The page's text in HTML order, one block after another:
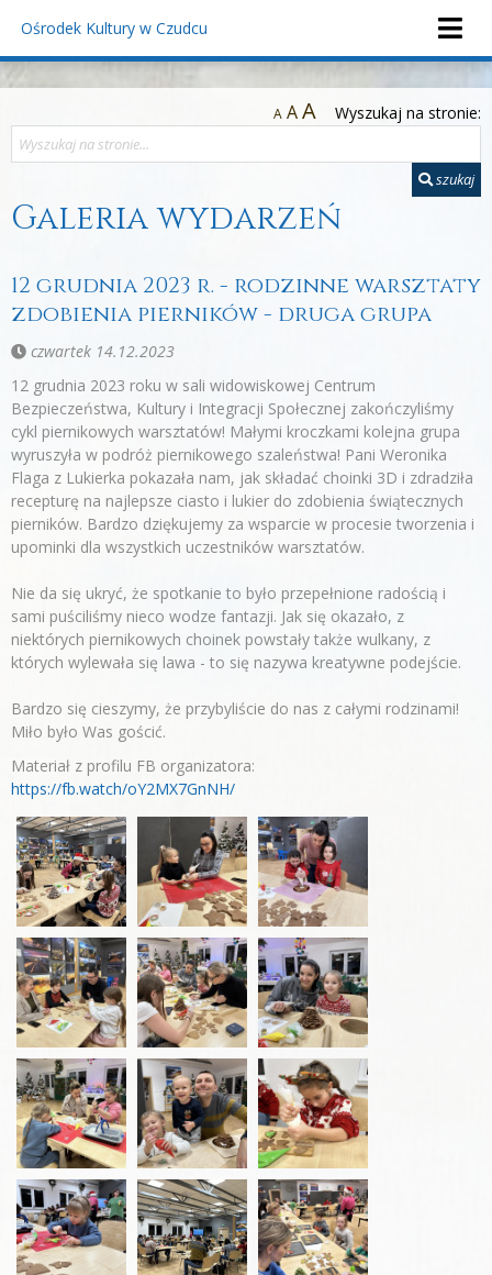
Ośrodek Kultury w Czudcu
A AA Wyszukaj na stronie:
szukaj
Galeria wydarzeń
12 grudnia 2023 r. - rodzinne warsztaty
zdobienia pierników - druga grupa
czwartek 14.12.2023
12 grudnia 2023 roku w sali widowiskowej Centrum
Bezpieczeństwa, Kultury i Integracji Społecznej zakończyliśmy
cykl piernikowych warsztatów! Małymi kroczkami kolejna grupa
wyruszyła w podróż piernikowego szaleństwa! Pani Weronika
Flaga z Lukierka pokazała nam, jak składać choinki 3D i zdradziła
recepturę na najlepsze ciasto i lukier do zdobienia świątecznych
pierników. Bardzo dziękujemy za wsparcie w procesie tworzenia i
upominki dla wszystkich uczestników warsztatów.
Nie da się ukryć, że spotkanie to było przepełnione radością i
sami puściliśmy nieco wodze fantazji. Jak się okazało, z
niektórych piernikowych choinek powstały także wulkany, z
których wylewała się lawa - to się nazywa kreatywne podejście.
Bardzo się cieszymy, że przybyliście do nas z całymi rodzinami!
Miło było Was gościć.
Materiał z profilu FB organizatora:
https://fb.watch/oY2MX7GnNH/